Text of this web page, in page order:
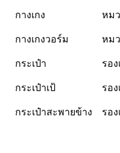
กางเกง
กางเกงวอร์ม
กระเป๋า
กระเป๋าเป้
กระเป๋าสะพายข้าง
หม
หม
รอง
รอง
รอง